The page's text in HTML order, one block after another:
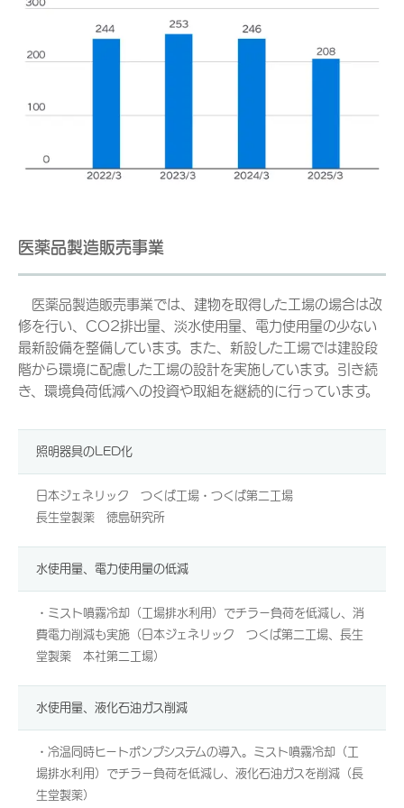
医薬品製造販売事業
医薬品製造販売事業では、建物を取得した工場の場合は改
修を行い、CO2排出量、淡水使用量、電力使用量の少ない
最新設備を整備しています。また、新設した工場では建設段
階から環境に配慮した工場の設計を実施しています。引き続
き、環境負荷低減への投資や取組を継続的に行っています。
照明器具のLED化
日本ジェネリック つくば工場・つくば第二工場
長生堂製薬 徳島研究所
水使用量、電力使用量の低減
・ミスト噴霧冷却（工場排水利用）でチラー負荷を低減し、消
費電力削減も実施（日本ジェネリック つくば第二工場、長生
堂製薬 本社第二工場）
水使用量、液化石油ガス削減
・冷温同時ヒートポンプシステムの導入。ミスト噴霧冷却（工
場排水利用）でチラー負荷を低減し、液化石油ガスを削減（長
生堂製薬）